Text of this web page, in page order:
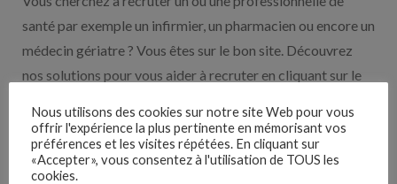
santé par exemple un infirmier, un pharmacien ou encore un
médecin gériatre ? Vous êtes sur le bon site. Découvrez
nos solutions pour vous aider à recruter en cliquant sur le
Nos solutions entreprises
Nous utilisons des cookies sur notre site Web pour vous
offrir l'expérience la plus pertinente en mémorisant vos
préférences et les visites répétées. En cliquant sur
«Accepter», vous consentez à l'utilisation de TOUS les
cookies.